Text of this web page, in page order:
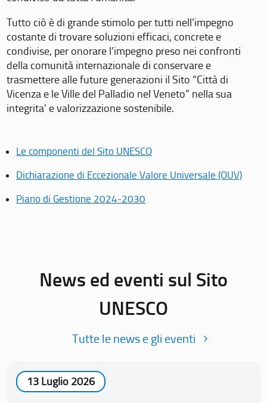
Tutto ciò è di grande stimolo per tutti nell’impegno
costante di trovare soluzioni efficaci, concrete e
condivise, per onorare l’impegno preso nei confronti
della comunità internazionale di conservare e
trasmettere alle future generazioni il Sito “Città di
Vicenza e le Ville del Palladio nel Veneto” nella sua
integrita’ e valorizzazione sostenibile.
Le componenti del Sito UNESCO
Dichiarazione di Eccezionale Valore Universale (OUV)
Piano di Gestione 2024-2030
News ed eventi sul Sito
UNESCO
Tutte le news e gli eventi
13 Luglio 2026